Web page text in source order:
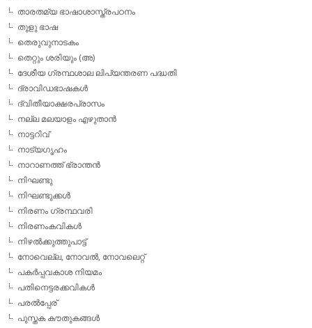
താരതമ്യ ഭാഷാശാസ്ത്രപഠനം
തുളു ഭാഷ
തെരുവുനാടകം
തെറ്റും ശരിയും (അ)
ദേശീയ ഗ്രന്ഥശാല ലിപ്യന്തരണ പദ്ധതി
ദ്രാവിഡഭാഷകള്‍
ദ്വിതീയാക്ഷരപ്രാസം
നല്ല മലയാളം എഴുതാന്‍
നാട്ടറിവ്
നാട്യഗൃഹം
നാറാണത്ത് ഭ്രാന്തന്‍
നിഘണ്ടു
നിഘണ്ടുക്കള്‍
നിരണം ഗ്രന്ഥവരി
നിരണംകവികള്‍
നിഴല്‍ക്കുത്തുപാട്ട്
നോവെല്ല, നോവല്‍, നോവലെറ്റ്
പകര്‍പ്പവകാശ നിയമം
പതിനെട്ടരക്കവികള്‍
പരല്‍പ്പേര്
പുസ്തക കൗതുകങ്ങള്‍